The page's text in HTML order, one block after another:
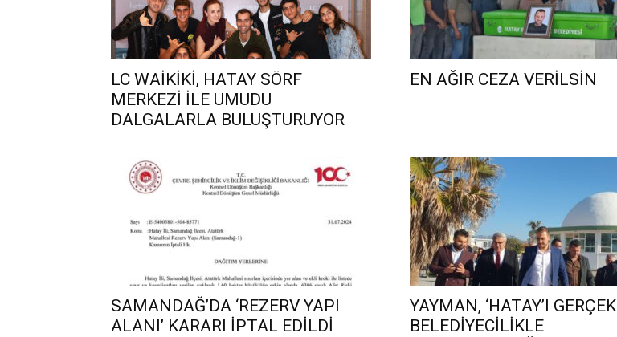
LC WAİKİKİ, HATAY SÖRF
MERKEZİ İLE UMUDU
DALGALARLA BULUŞTURUYOR
EN AĞIR CEZA VERİLSİN
SAMANDAĞ’DA ‘REZERV YAPI
ALANI’ KARARI İPTAL EDİLDİ
YAYMAN, ‘HATAY’I GERÇEK
BELEDİYECİLİKLE